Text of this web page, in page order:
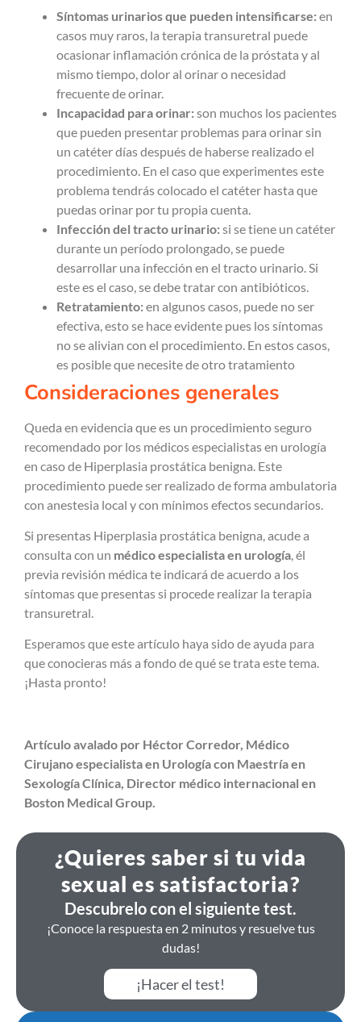
Síntomas urinarios que pueden intensificarse:en
casos muy raros, la terapia transuretral puede
ocasionar inflamación crónica de la próstata y al
mismo tiempo, dolor al orinar o necesidad
frecuente de orinar.
Incapacidad para orinar:son muchos los pacientes
que pueden presentar problemas para orinar sin
un catéter días después de haberse realizado el
procedimiento. En el caso que experimentes este
problema tendrás colocado el catéter hasta que
puedas orinar por tu propia cuenta.
Infección del tracto urinario:si se tiene un catéter
durante un período prolongado, se puede
desarrollar una infección en el tracto urinario. Si
este es el caso, se debe tratar con antibióticos.
Retratamiento:en algunos casos, puede no ser
efectiva, esto se hace evidente pues los síntomas
no se alivian con el procedimiento. En estos casos,
es posible que necesite de otro tratamiento
Consideraciones generales
Queda en evidencia que es un procedimiento seguro
recomendado por los médicos especialistas en urología
en caso de Hiperplasia prostática benigna. Este
procedimiento puede ser realizado de forma ambulatoria
con anestesia local y con mínimos efectos secundarios.
Si presentas Hiperplasia prostática benigna, acude a
consulta con un médico especialista en urología, él
previa revisión médica te indicará de acuerdo a los
síntomas que presentas si procede realizar la terapia
transuretral.
Esperamos que este artículo haya sido de ayuda para
que conocieras más a fondo de qué se trata este tema.
¡Hasta pronto!
Artículo avalado por Héctor Corredor, Médico
Cirujano especialista en Urología con Maestría en
Sexología Clínica, Director médico internacional en
Boston Medical Group.
¿Quieres saber si tu vida
sexual es satisfactoria?
Descubrelo con el siguiente test.
¡Conoce la respuesta en 2 minutos y resuelve tus
dudas!
¡Hacer el test!